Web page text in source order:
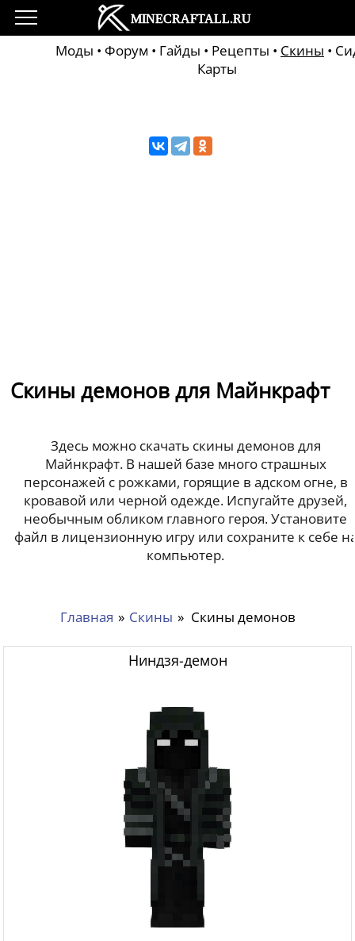
Моды • Форум • Гайды • Рецепты • Скины •
Карты
Скины демонов для Майнкрафт
Здесь можно скачать скины демонов для
Майнкрафт. В нашей базе много страшных
персонажей с рожками, горящие в адском огне, в
кровавой или черной одежде. Испугайте друзей,
необычным обликом главного героя. Установите
файл в лицензионную игру или сохраните к себе
компьютер.
Главная » Скины » Скины демонов
Ниндзя-демон